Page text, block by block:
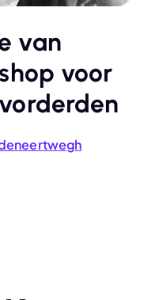
van
voor